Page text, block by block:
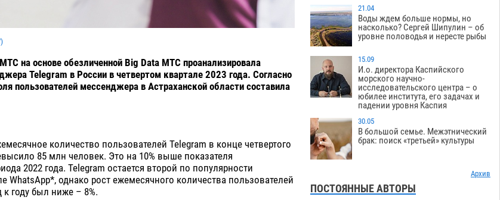
)
на основе обезличенной Big Data МТС проанализировала
Telegram в России в четвертом квартале 2023 года. Согласно
пользователей мессенджера в Астраханской области составила
количество пользователей Telegram в конце четвертого
85 млн человек. Это на 10% выше показателя
2022 года. Telegram остается второй по популярности
WhatsApp*, однако рост ежемесячного количества пользователей
к году был ниже – 8%.
21.04
Воды ждем больше нормы, но
насколько? Сергей Шипулин – об
уровне половодья и нересте рыбы
15.09
И.о. директора Каспийского
морского научно-
исследовательского центра – о
юбилее института, его задачах и
падении уровня Каспия
30.05
В большой семье. Межэтнический
брак: поиск «третьей» культуры
Архив
ПОСТОЯННЫЕ АВТОРЫ